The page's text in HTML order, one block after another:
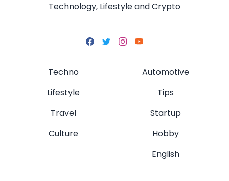
Technology, Lifestyle and Crypto
Techno
Lifestyle
Travel
Culture
Automotive
Tips
Startup
Hobby
English